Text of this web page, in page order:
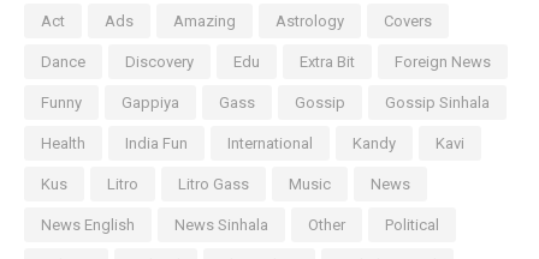
Act Ads Amazing Astrology Covers
Dance Discovery Edu Extra Bit Foreign News
Funny Gappiya Gass Gossip Gossip Sinhala
Health India Fun International Kandy Kavi
Kus Litro Litro Gass Music News
News English News Sinhala Other Political